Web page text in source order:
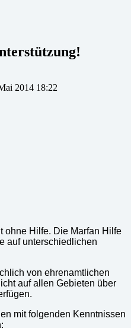
2014 18:22
ohne Hilfe. Die Marfan Hilfe
auf unterschiedlichen
von ehrenamtlichen
auf allen Gebieten über
mit folgenden Kenntnissen